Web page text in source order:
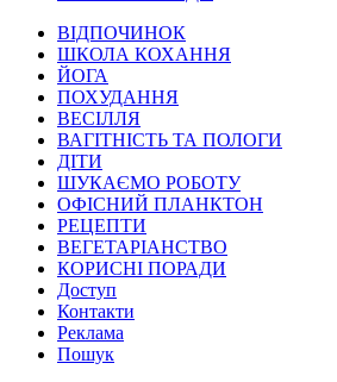
ВІДПОЧИНОК
ШКОЛА КОХАННЯ
ЙОГА
ПОХУДАННЯ
ВЕСІЛЛЯ
ВАГІТНІСТЬ ТА ПОЛОГИ
ДІТИ
ШУКАЄМО РОБОТУ
ОФІСНИЙ ПЛАНКТОН
РЕЦЕПТИ
ВЕГЕТАРІАНСТВО
КОРИСНІ ПОРАДИ
Доступ
Контакти
Реклама
Пошук